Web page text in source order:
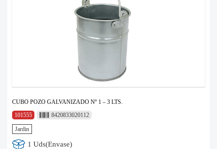
CUBO POZO GALVANIZADO Nº 1 – 3 LTS.
101555
8420833020112
Jardin
1 Uds(Envase)